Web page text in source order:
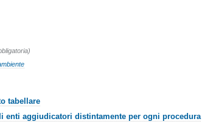
tabellare
aggiudicatori distintamente per ogni procedura